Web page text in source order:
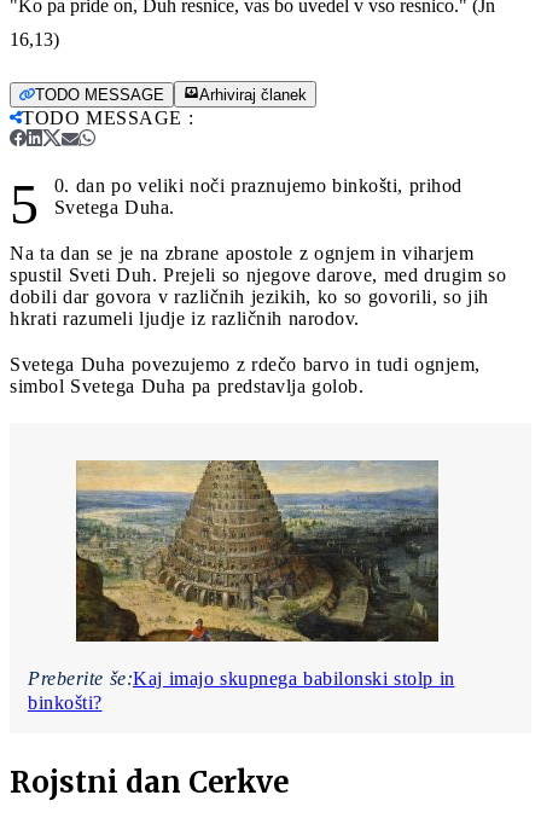
"Ko pa pride on, Duh resnice, vas bo uvedel v vso resnico." (Jn
16,13)
TODO MESSAGE Arhiviraj članek
TODO MESSAGE :
5
0. dan po veliki noči praznujemo binkošti, prihod
Svetega Duha.
Na ta dan se je na zbrane apostole z ognjem in viharjem
spustil Sveti Duh. Prejeli so njegove darove, med drugim so
dobili dar govora v različnih jezikih, ko so govorili, so jih
hkrati razumeli ljudje iz različnih narodov.
Svetega Duha povezujemo z rdečo barvo in tudi ognjem,
simbol Svetega Duha pa predstavlja golob.
Preberite še:Kaj imajo skupnega babilonski stolp in
binkošti?
Rojstni dan Cerkve